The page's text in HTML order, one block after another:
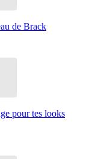
de Brack
pour tes looks